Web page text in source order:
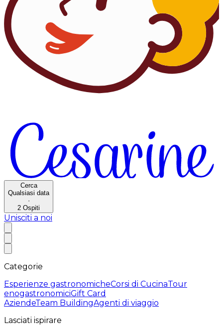
Cerca
Qualsiasi data
·
2 Ospiti
Unisciti a noi
Categorie
Esperienze gastronomicheCorsi di CucinaTour
enogastronomiciGift Card
AziendeTeam BuildingAgenti di viaggio
Lasciati ispirare